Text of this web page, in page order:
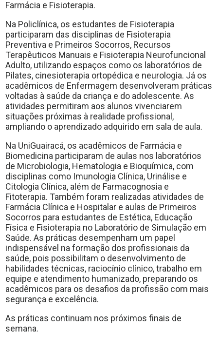
Farmácia e Fisioterapia.
Na Policlínica, os estudantes de Fisioterapia
participaram das disciplinas de Fisioterapia
Preventiva e Primeiros Socorros, Recursos
Terapêuticos Manuais e Fisioterapia Neurofuncional
Adulto, utilizando espaços como os laboratórios de
Pilates, cinesioterapia ortopédica e neurologia. Já os
acadêmicos de Enfermagem desenvolveram práticas
voltadas à saúde da criança e do adolescente. As
atividades permitiram aos alunos vivenciarem
situações próximas à realidade profissional,
ampliando o aprendizado adquirido em sala de aula.
Na UniGuairacá, os acadêmicos de Farmácia e
Biomedicina participaram de aulas nos laboratórios
de Microbiologia, Hematologia e Bioquímica, com
disciplinas como Imunologia Clínica, Urinálise e
Citologia Clínica, além de Farmacognosia e
Fitoterapia. Também foram realizadas atividades de
Farmácia Clínica e Hospitalar e aulas de Primeiros
Socorros para estudantes de Estética, Educação
Física e Fisioterapia no Laboratório de Simulação em
Saúde. As práticas desempenham um papel
indispensável na formação dos profissionais da
saúde, pois possibilitam o desenvolvimento de
habilidades técnicas, raciocínio clínico, trabalho em
equipe e atendimento humanizado, preparando os
acadêmicos para os desafios da profissão com mais
segurança e excelência.
As práticas continuam nos próximos finais de
semana.